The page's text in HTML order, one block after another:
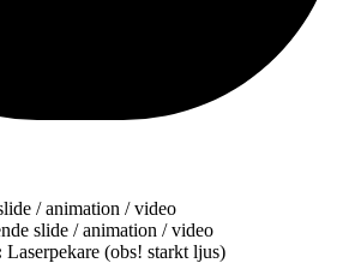
/ animation / video
slide / animation / video
Laserpekare (obs! starkt ljus)